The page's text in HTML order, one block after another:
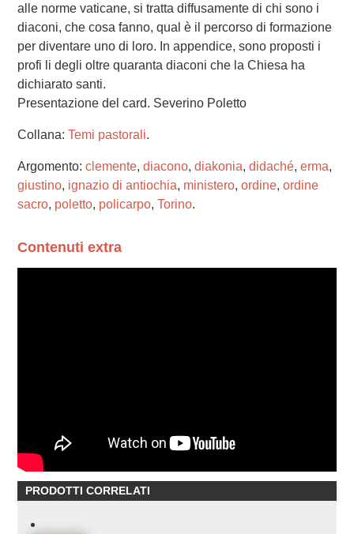
alle norme vaticane, si tratta diffusamente di chi sono i
diaconi, che cosa fanno, qual è il percorso di formazione
per diventare uno di loro. In appendice, sono proposti i
profi li degli oltre quaranta diaconi che la Chiesa ha
dichiarato santi.
Presentazione del card. Severino Poletto
Collana: Temi pastorali.
Argomento: clemente, diacono, diakonia, didaché, erma,
giustino, ignazio di antiochia, ministero, ordine, ordine
sacro, poletto, policarpo, Torino.
Contenuti extra
PRODOTTI CORRELATI